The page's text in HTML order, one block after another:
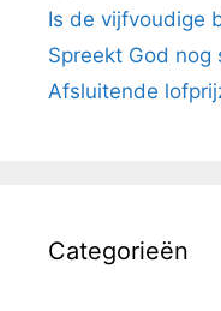
Is de vijfvoudige
Spreekt God nog
Afsluitende
Categorieën